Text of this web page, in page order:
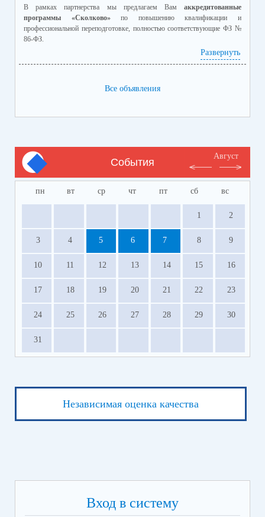
В рамках партнерства мы предлагаем Вам аккредитованные
программы «Сколково»по повышению квалификации и
профессиональной переподготовке, полностью соответствующие ФЗ №
86-ФЗ.
Ознакомиться с программами и ценами можно в
приложенном файле.
Развернуть
Все объявления
События
Август
пн вт ср чт пт сб вс
1 2
3 4 5 6 7 8 9
10 11 12 13 14 15 16
17 18 19 20 21 22 23
24 25 26 27 28 29 30
31
Независимая оценка качества
Вход в систему